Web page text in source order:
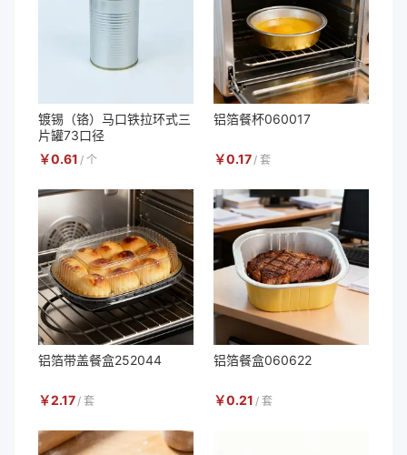
镀锡（铬）马口铁拉环式三
片罐73口径
￥0.61 / 个
铝箔餐杯060017
￥0.17 / 套
铝箔带盖餐盒252044
￥2.17 / 套
铝箔餐盒060622
￥0.21 / 套